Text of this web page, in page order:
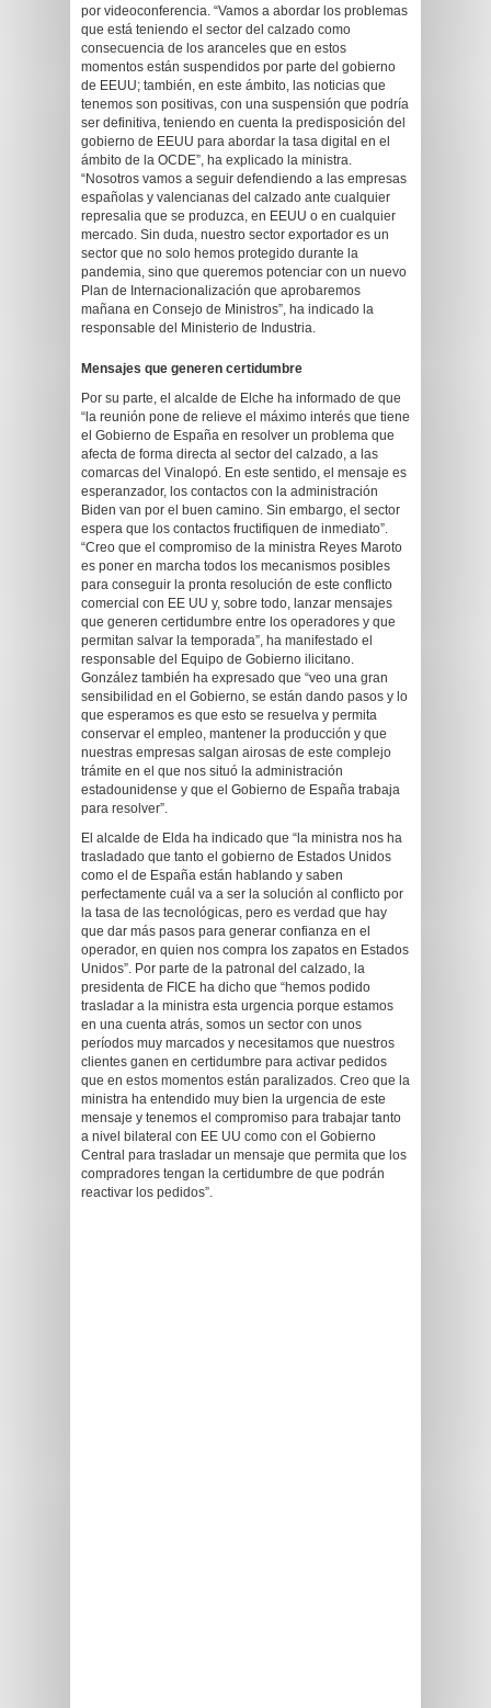
por videoconferencia. “Vamos a abordar los problemas
que está teniendo el sector del calzado como
consecuencia de los aranceles que en estos
momentos están suspendidos por parte del gobierno
de EEUU; también, en este ámbito, las noticias que
tenemos son positivas, con una suspensión que podría
ser definitiva, teniendo en cuenta la predisposición del
gobierno de EEUU para abordar la tasa digital en el
ámbito de la OCDE”, ha explicado la ministra.
“Nosotros vamos a seguir defendiendo a las empresas
españolas y valencianas del calzado ante cualquier
represalia que se produzca, en EEUU o en cualquier
mercado. Sin duda, nuestro sector exportador es un
sector que no solo hemos protegido durante la
pandemia, sino que queremos potenciar con un nuevo
Plan de Internacionalización que aprobaremos
mañana en Consejo de Ministros”, ha indicado la
responsable del Ministerio de Industria.
Mensajes que generen certidumbre
Por su parte, el alcalde de Elche ha informado de que
“la reunión pone de relieve el máximo interés que tiene
el Gobierno de España en resolver un problema que
afecta de forma directa al sector del calzado, a las
comarcas del Vinalopó. En este sentido, el mensaje es
esperanzador, los contactos con la administración
Biden van por el buen camino. Sin embargo, el sector
espera que los contactos fructifiquen de inmediato”.
“Creo que el compromiso de la ministra Reyes Maroto
es poner en marcha todos los mecanismos posibles
para conseguir la pronta resolución de este conflicto
comercial con EE UU y, sobre todo, lanzar mensajes
que generen certidumbre entre los operadores y que
permitan salvar la temporada”, ha manifestado el
responsable del Equipo de Gobierno ilicitano.
González también ha expresado que “veo una gran
sensibilidad en el Gobierno, se están dando pasos y lo
que esperamos es que esto se resuelva y permita
conservar el empleo, mantener la producción y que
nuestras empresas salgan airosas de este complejo
trámite en el que nos situó la administración
estadounidense y que el Gobierno de España trabaja
para resolver”.
El alcalde de Elda ha indicado que “la ministra nos ha
trasladado que tanto el gobierno de Estados Unidos
como el de España están hablando y saben
perfectamente cuál va a ser la solución al conflicto por
la tasa de las tecnológicas, pero es verdad que hay
que dar más pasos para generar confianza en el
operador, en quien nos compra los zapatos en Estados
Unidos”. Por parte de la patronal del calzado, la
presidenta de FICE ha dicho que “hemos podido
trasladar a la ministra esta urgencia porque estamos
en una cuenta atrás, somos un sector con unos
períodos muy marcados y necesitamos que nuestros
clientes ganen en certidumbre para activar pedidos
que en estos momentos están paralizados. Creo que la
ministra ha entendido muy bien la urgencia de este
mensaje y tenemos el compromiso para trabajar tanto
a nivel bilateral con EE UU como con el Gobierno
Central para trasladar un mensaje que permita que los
compradores tengan la certidumbre de que podrán
reactivar los pedidos”.